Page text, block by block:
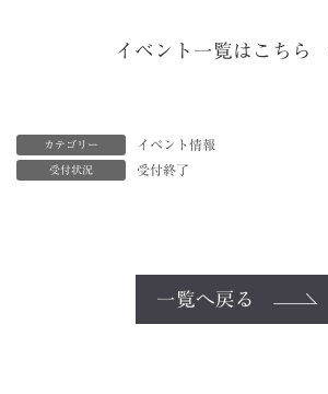
イベント一覧はこちら
カテゴリー イベント情報
受付状況 受付終了
一覧へ戻る